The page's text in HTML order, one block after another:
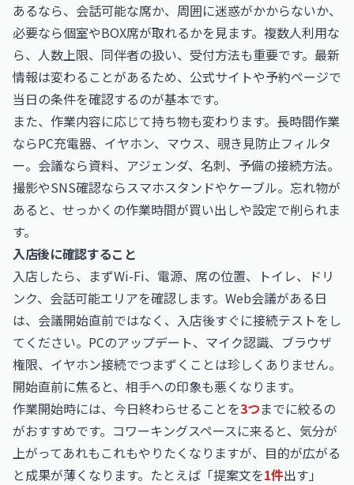
あるなら、会話可能な席か、周囲に迷惑がかからないか、
必要なら個室やBOX席が取れるかを見ます。複数人利用な
ら、人数上限、同伴者の扱い、受付方法も重要です。最新
情報は変わることがあるため、公式サイトや予約ページで
当日の条件を確認するのが基本です。
また、作業内容に応じて持ち物も変わります。長時間作業
ならPC充電器、イヤホン、マウス、覗き見防止フィルタ
ー。会議なら資料、アジェンダ、名刺、予備の接続方法。
撮影やSNS確認ならスマホスタンドやケーブル。忘れ物が
あると、せっかくの作業時間が買い出しや設定で削られま
す。
入店後に確認すること
入店したら、まずWi-Fi、電源、席の位置、トイレ、ドリ
ンク、会話可能エリアを確認します。Web会議がある日
は、会議開始直前ではなく、入店後すぐに接続テストをし
てください。PCのアップデート、マイク認識、ブラウザ
権限、イヤホン接続でつまずくことは珍しくありません。
開始直前に焦ると、相手への印象も悪くなります。
作業開始時には、今日終わらせることを3つまでに絞るの
がおすすめです。コワーキングスペースに来ると、気分が
上がってあれもこれもやりたくなりますが、目的が広がる
と成果が薄くなります。たとえば「提案文を1件出す」